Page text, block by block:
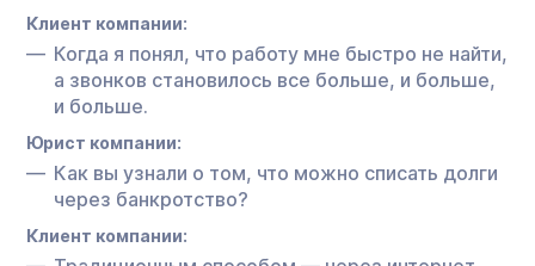
Клиент компании:
Когда я понял, что работу мне быстро не найти,
а звонков становилось все больше, и больше,
и больше.
Юрист компании:
Как вы узнали о том, что можно списать долги
через банкротство?
Клиент компании: